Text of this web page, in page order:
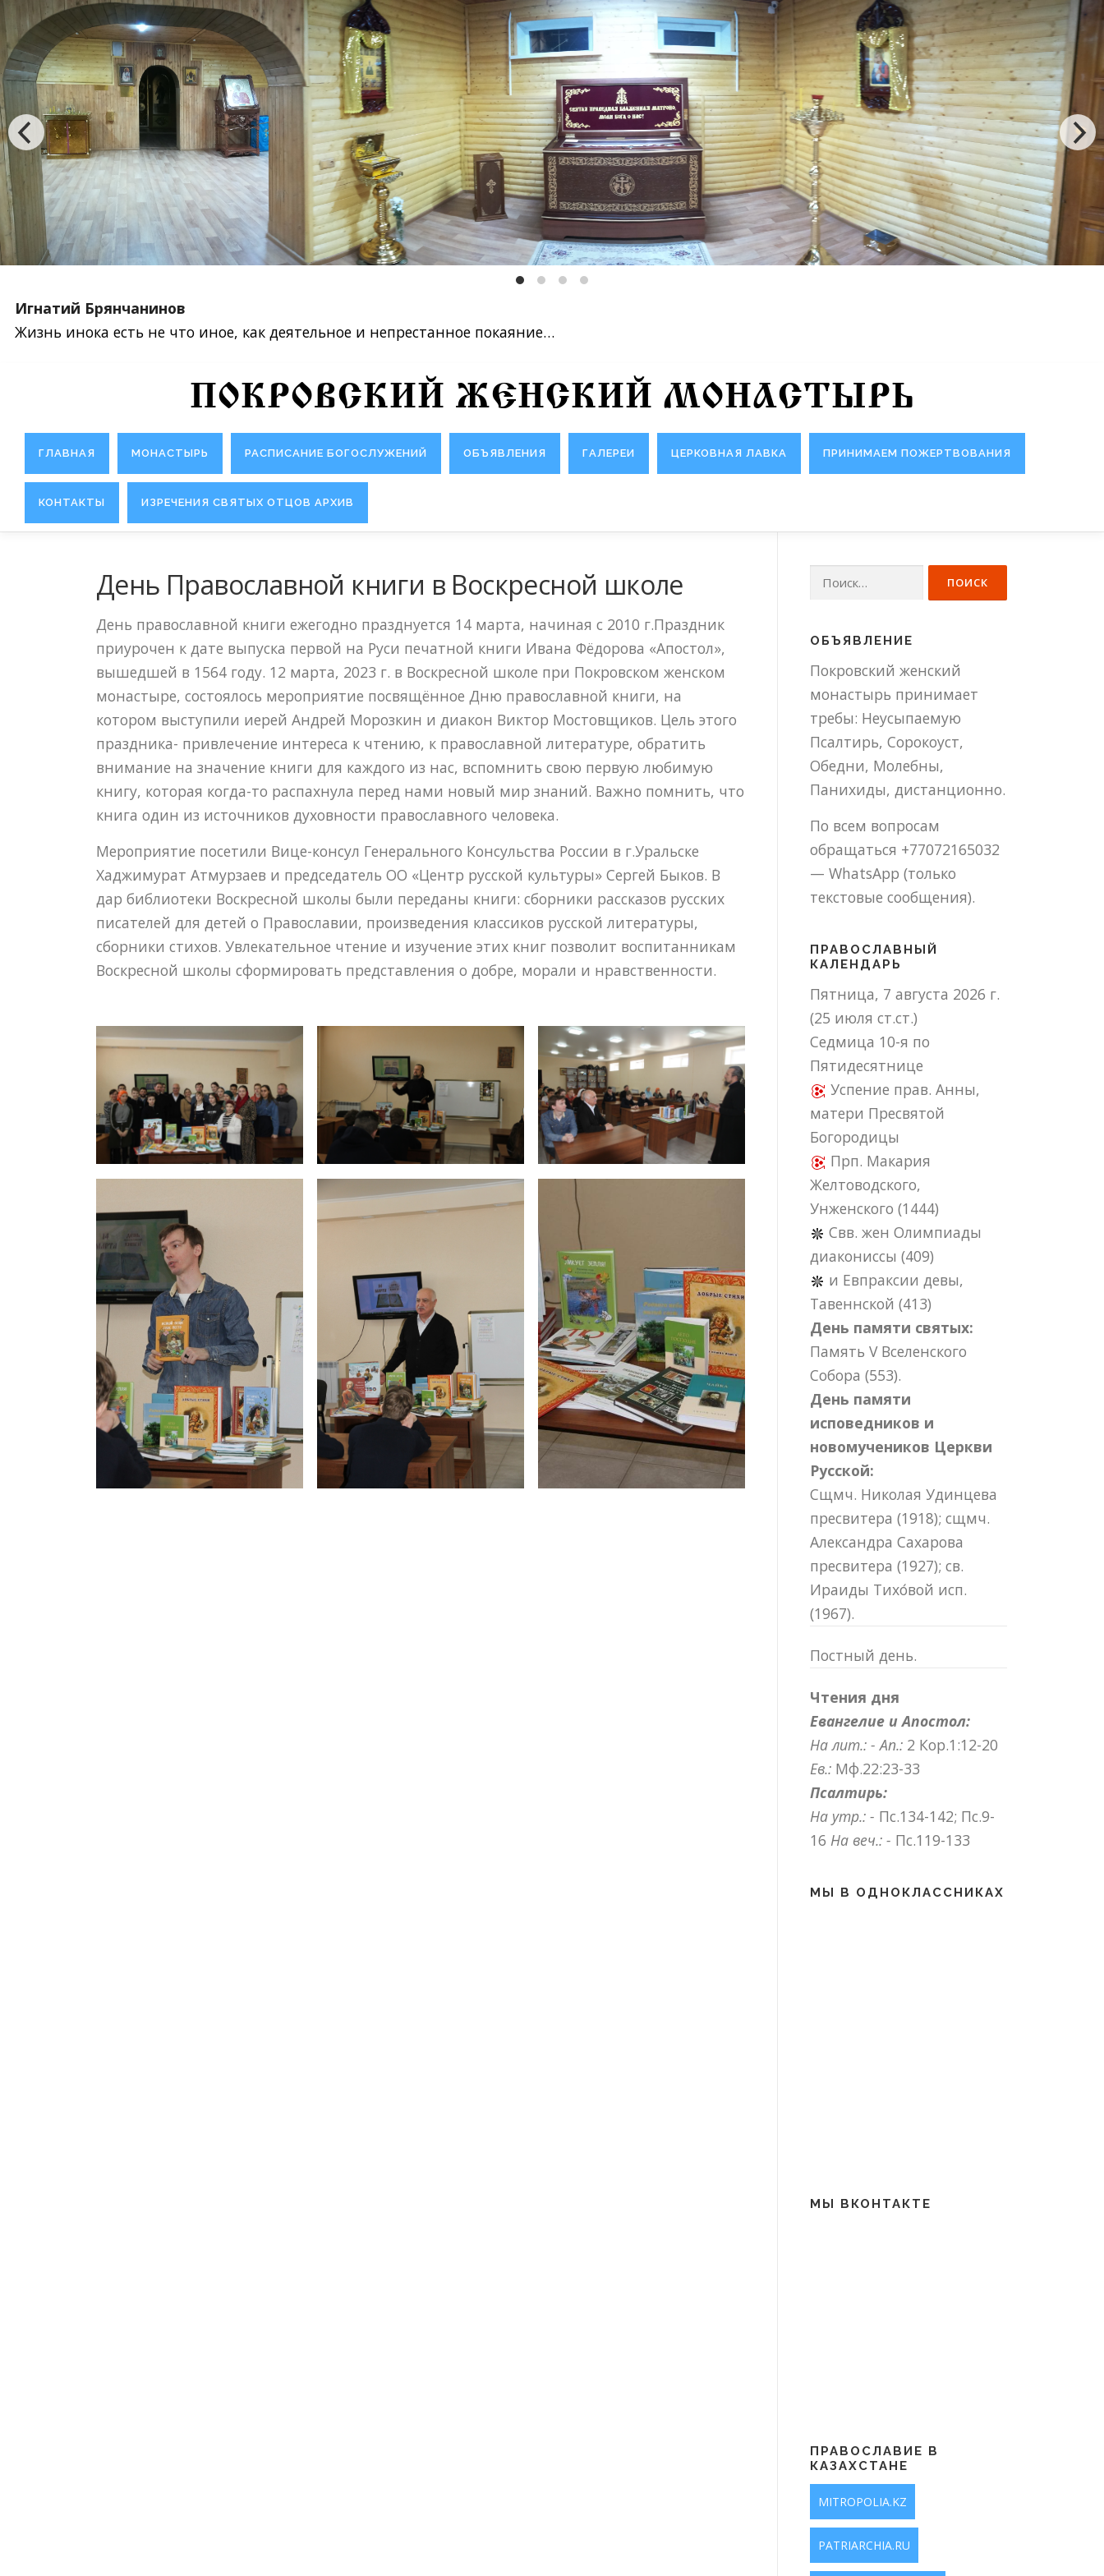
Игнатий Брянчанинов
Жизнь инока есть не что иное, как деятельное и непрестанное покаяние…
ПОКРОВСКИЙ ЖЕНСКИЙ МОНАСТЫРЬ
ГЛАВНАЯ МОНАСТЫРЬ РАСПИСАНИЕ БОГОСЛУЖЕНИЙ ОБЪЯВЛЕНИЯ ГАЛЕРЕИ ЦЕРКОВНАЯ ЛАВКА ПРИНИМАЕМ ПОЖЕРТВОВАНИЯ
КОНТАКТЫ ИЗРЕЧЕНИЯ СВЯТЫХ ОТЦОВ АРХИВ
День Православной книги в Воскресной школе
День православной книги ежегодно празднуется 14 марта, начиная с 2010 г.Праздник
приурочен к дате выпуска первой на Руси печатной книги Ивана Фёдорова «Апостол»,
вышедшей в 1564 году. 12 марта, 2023 г. в Воскресной школе при Покровском женском
монастыре, состоялось мероприятие посвящённое Дню православной книги, на
котором выступили иерей Андрей Морозкин и диакон Виктор Мостовщиков. Цель этого
праздника- привлечение интереса к чтению, к православной литературе, обратить
внимание на значение книги для каждого из нас, вспомнить свою первую любимую
книгу, которая когда-то распахнула перед нами новый мир знаний. Важно помнить, что
книга один из источников духовности православного человека.
Мероприятие посетили Вице-консул Генерального Консульства России в г.Уральске
Хаджимурат Атмурзаев и председатель ОО «Центр русской культуры» Сергей Быков. В
дар библиотеки Воскресной школы были переданы книги: сборники рассказов русских
писателей для детей о Православии, произведения классиков русской литературы,
сборники стихов. Увлекательное чтение и изучение этих книг позволит воспитанникам
Воскресной школы сформировать представления о добре, морали и нравственности.
Найти:
ОБЪЯВЛЕНИЕ
Покровский женский
монастырь принимает
требы: Неусыпаемую
Псалтирь, Сорокоуст,
Обедни, Молебны,
Панихиды, дистанционно.
По всем вопросам
обращаться +77072165032
— WhatsApp (только
текстовые сообщения).
ПРАВОСЛАВНЫЙ
КАЛЕНДАРЬ
Пятница, 7 августа 2026 г.
(25 июля ст.ст.)
Седмица 10-я по
Пятидесятнице
Успение прав. Анны,
матери Пресвятой
Богородицы
Прп. Макария
Желтоводского,
Унженского (1444)
Свв. жен Олимпиады
диакониссы (409)
и Евпраксии девы,
Тавеннской (413)
День памяти святых:
Память V Вселенского
Собора (553).
День памяти
исповедников и
новомучеников Церкви
Русской:
Сщмч. Николая Удинцева
пресвитера (1918); сщмч.
Александра Сахарова
пресвитера (1927); св.
Ираиды Тихо́вой исп.
(1967).
Постный день.
Чтения дня
Евангелие и Апостол:
На лит.: -Ап.: 2 Кор.1:12-20
Ев.: Мф.22:23-33
Псалтирь:
На утр.: - Пс.134-142; Пс.9-
16 На веч.: - Пс.119-133
МЫ В ОДНОКЛАССНИКАХ
МЫ ВКОНТАКТЕ
ПРАВОСЛАВИЕ В
КАЗАХСТАНЕ
MITROPOLIA.KZ
PATRIARCHIA.RU